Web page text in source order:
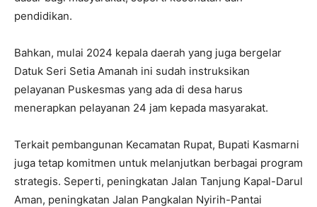
pendidikan.
Bahkan, mulai 2024 kepala daerah yang juga bergelar
Datuk Seri Setia Amanah ini sudah instruksikan
pelayanan Puskesmas yang ada di desa harus
menerapkan pelayanan 24 jam kepada masyarakat.
Terkait pembangunan Kecamatan Rupat, Bupati Kasmarni
juga tetap komitmen untuk melanjutkan berbagai program
strategis. Seperti, peningkatan Jalan Tanjung Kapal-Darul
Aman, peningkatan Jalan Pangkalan Nyirih-Pantai